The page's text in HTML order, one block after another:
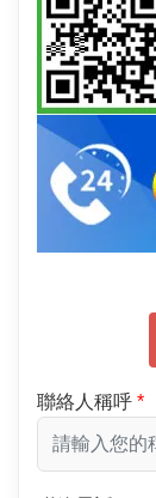
聯絡人稱呼